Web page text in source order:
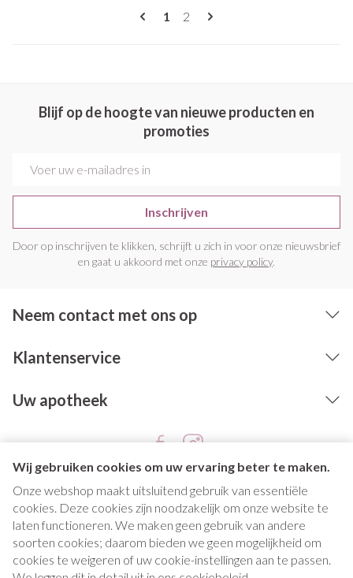
Wij gebruiken cookies om uw ervaring beter te maken.
Onze webshop maakt uitsluitend gebruik van essentiële
cookies. Deze cookies zijn noodzakelijk om onze website te
laten functioneren. We maken geen gebruik van andere
soorten cookies; daarom bieden we geen mogelijkheid om
cookies te weigeren of uw cookie-instellingen aan te passen.
Pagina's
U lees momenteel pagina
1 Pagina
2
Blijf op de hoogte van nieuwe producten en
promoties
Inschrijven
Door op inschrijven te klikken, schrijft u zich in voor onze nieuwsbrief
en gaat u akkoord met onze privacy policy.
Neem contact met ons op
Klantenservice
Uw apotheek
Juridische links